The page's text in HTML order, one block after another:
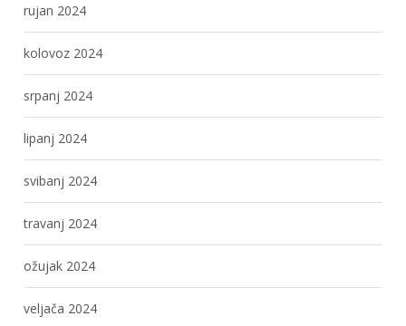
rujan 2024
kolovoz 2024
srpanj 2024
lipanj 2024
svibanj 2024
travanj 2024
ožujak 2024
veljača 2024